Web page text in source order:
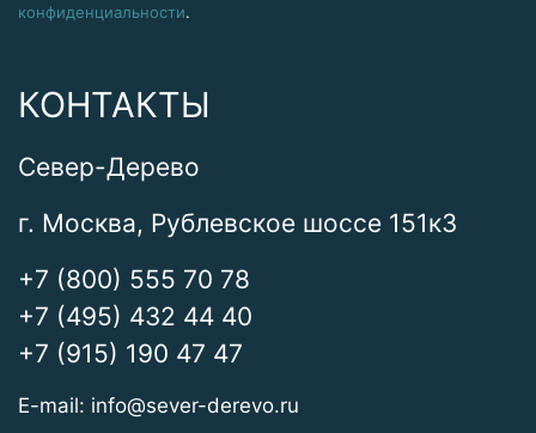
конфиденциальности.
КОНТАКТЫ
Север-Дерево
г. Москва, Рублевское шоссе 151к3
+7 (800) 555 70 78
+7 (495) 432 44 40
+7 (915) 190 47 47
E-mail: info@sever-derevo.ru